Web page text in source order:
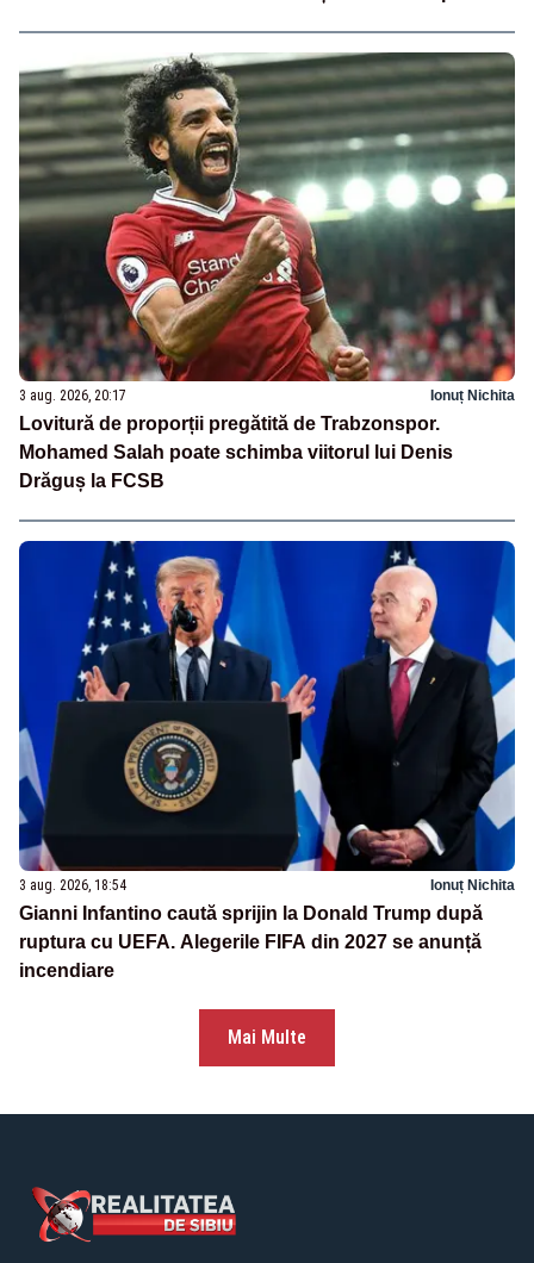
3 aug. 2026, 20:17 Ionuț Nichita
Lovitură de proporții pregătită de Trabzonspor.
Mohamed Salah poate schimba viitorul lui Denis
Drăguș la FCSB
3 aug. 2026, 18:54 Ionuț Nichita
Gianni Infantino caută sprijin la Donald Trump după
ruptura cu UEFA. Alegerile FIFA din 2027 se anunță
incendiare
Mai Multe